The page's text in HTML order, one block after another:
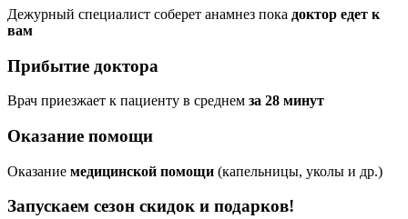
Дежурный специалист соберет анамнез пока доктор едет к
вам
Прибытие доктора
Врач приезжает к пациенту в среднем за 28 минут
Оказание помощи
Оказание медицинской помощи (капельницы, уколы и др.)
Запускаем сезон скидок и подарков!